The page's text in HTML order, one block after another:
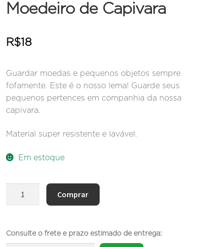
Moedeiro de Capivara
R$18
Guardar moedas e pequenos objetos sempre
fofamente. Este é o nosso lema! Guarde seus
pequenos pertences em companhia da nossa
capivara.
Material super resistente e lavável.
Em estoque
Comprar
Consulte o frete e prazo estimado de entrega: